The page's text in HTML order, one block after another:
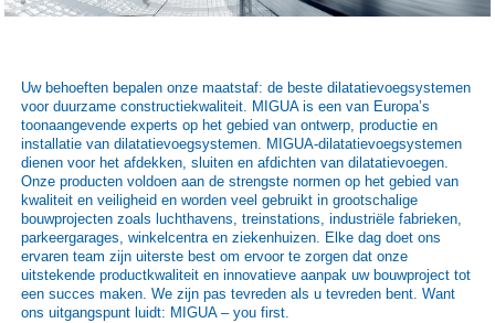
Uw behoeften bepalen onze maatstaf: de beste dilatatievoegsystemen
voor duurzame constructiekwaliteit. MIGUA is een van Europa’s
toonaangevende experts op het gebied van ontwerp, productie en
installatie van dilatatievoegsystemen. MIGUA-dilatatievoegsystemen
dienen voor het afdekken, sluiten en afdichten van dilatatievoegen.
Onze producten voldoen aan de strengste normen op het gebied van
kwaliteit en veiligheid en worden veel gebruikt in grootschalige
bouwprojecten zoals luchthavens, treinstations, industriële fabrieken,
parkeergarages, winkelcentra en ziekenhuizen. Elke dag doet ons
ervaren team zijn uiterste best om ervoor te zorgen dat onze
uitstekende productkwaliteit en innovatieve aanpak uw bouwproject tot
een succes maken. We zijn pas tevreden als u tevreden bent. Want
ons uitgangspunt luidt: MIGUA – you first.